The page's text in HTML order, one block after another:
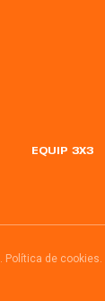
EQUIP 3X3
Política de cookies.